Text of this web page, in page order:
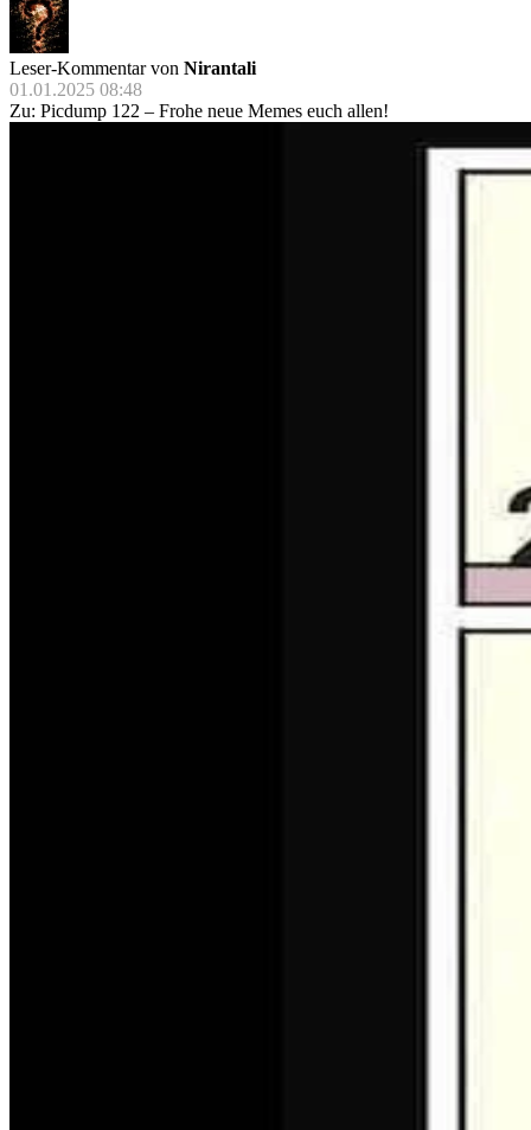
Leser-Kommentar von Nirantali
01.01.2025 08:48
Zu: Picdump 122 – Frohe neue Memes euch allen!